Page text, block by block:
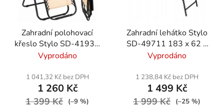
Zahradní polohovací
křeslo Stylo SD-4193 -
béžová
Vyprodáno
1 041,32 Kč bez DPH
1 260 Kč
1 399 Kč (–9 %)
Zahradní lehátko Stylo
SD-49711 183 x 62 x
44cm - černá
Vyprodáno
1 238,84 Kč bez DPH
1 499 Kč
1 999 Kč (–25 %)